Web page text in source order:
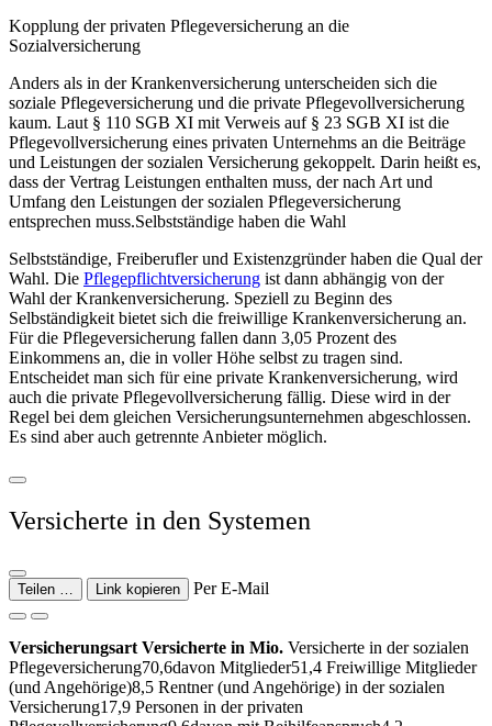
Kopplung der privaten Pflegeversicherung an die
Sozialversicherung
Anders als in der Krankenversicherung unterscheiden sich die
soziale Pflegeversicherung und die private Pflegevollversicherung
kaum. Laut § 110 SGB XI mit Verweis auf § 23 SGB XI ist die
Pflegevollversicherung eines privaten Unternehms an die Beiträge
und Leistungen der sozialen Versicherung gekoppelt. Darin heißt es,
dass der Vertrag Leistungen enthalten muss, der nach Art und
Umfang den Leistungen der sozialen Pflegeversicherung
entsprechen muss.Selbstständige haben die Wahl
Selbstständige, Freiberufler und Existenzgründer haben die Qual der
Wahl. Die Pflegepflicht­versicherung ist dann abhängig von der
Wahl der Krankenversicherung. Speziell zu Beginn des
Selbständigkeit bietet sich die freiwillige Krankenversicherung an.
Für die Pflegeversicherung fallen dann 3,05 Prozent des
Einkommens an, die in voller Höhe selbst zu tragen sind.
Entscheidet man sich für eine private Kranken­versicherung, wird
auch die private Pflegevoll­versicherung fällig. Diese wird in der
Regel bei dem gleichen Versicherungsunternehmen abge­schlossen.
Es sind aber auch getrennte Anbieter möglich.
Versicherte in den Systemen
Teilen … Link kopieren Per E-Mail
Versicherungsart Versicherte in Mio. Versicherte in der sozialen
Pflegeversicherung70,6davon Mitglieder51,4 Freiwillige Mitglieder
(und Angehörige)8,5 Rentner (und Angehörige) in der sozialen
Versicherung17,9 Personen in der privaten